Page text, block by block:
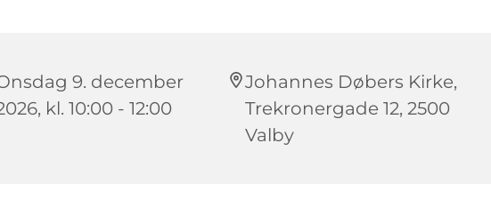
9. december
kl. 10:00 - 12:00
Johannes Døbers Kirke,
Trekronergade 12, 2500
Valby